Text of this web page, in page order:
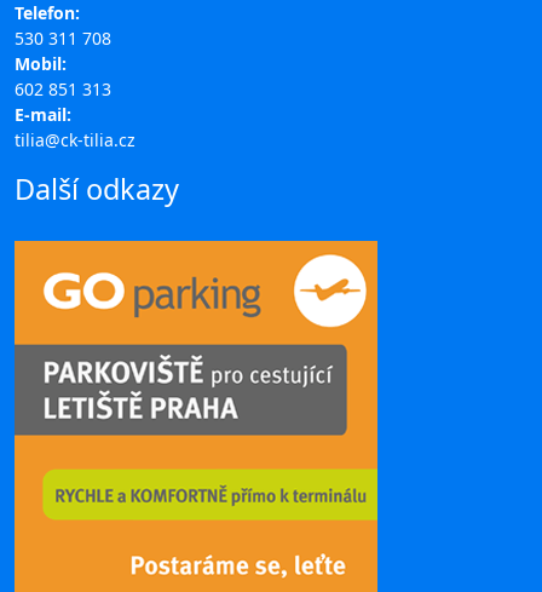
Telefon:
530 311 708
Mobil:
602 851 313
E-mail:
tilia@ck-tilia.cz
Další odkazy